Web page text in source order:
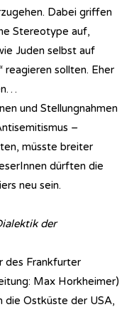
Dabei griffen
Stereotype auf,
Juden selbst auf
reagieren sollten. Eher
und Stellungnahmen
–
müsste breiter
dürften die
neu sein.
der
des Frankfurter
Max Horkheimer)
die Ostküste der USA,